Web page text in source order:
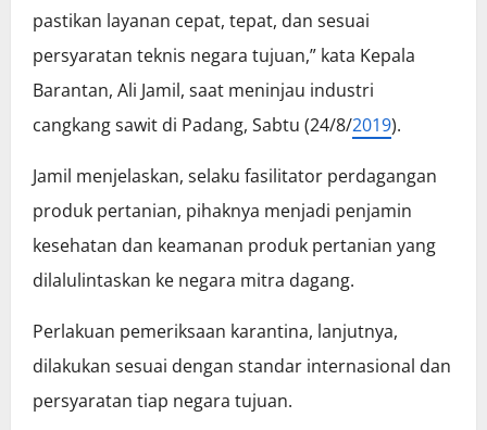
pastikan layanan cepat, tepat, dan sesuai
persyaratan teknis negara tujuan,” kata Kepala
Barantan, Ali Jamil, saat meninjau industri
cangkang sawit di Padang, Sabtu (24/8/2019).
Jamil menjelaskan, selaku fasilitator perdagangan
produk pertanian, pihaknya menjadi penjamin
kesehatan dan keamanan produk pertanian yang
dilalulintaskan ke negara mitra dagang.
Perlakuan pemeriksaan karantina, lanjutnya,
dilakukan sesuai dengan standar internasional dan
persyaratan tiap negara tujuan.